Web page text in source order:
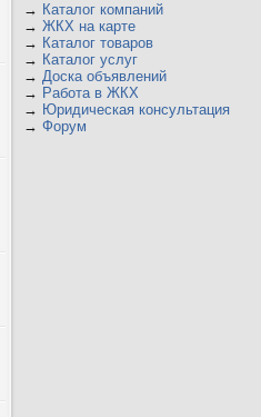
→ Каталог компаний
→ ЖКХ на карте
→ Каталог товаров
→ Каталог услуг
→ Доска объявлений
→ Работа в ЖКХ
→ Юридическая консультация
→ Форум